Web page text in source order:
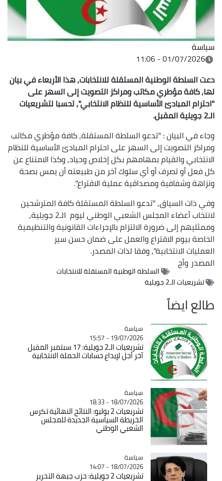
سياسة
01/07/2026 - 11:06
دعت السلطة الوطنية المستقلة للانتخابات, هذا الأربعاء في بيان
لها, كافة مؤطري مكاتب ومراكز التصويت إلى السهر على
"احترام المبادئ الأساسية للنظام الانتخابي", تحسبا لتشريعيات
وجاء في البيان : "تدعو السلطة المستقلة, كافة مؤطري مكاتب
ومراكز التصويت إلى السهر على احترام المبادئ الأساسية للنظام
الانتخابي والقيام بمهامهم بكل إخلاص وحياد, وكذا الامتناع عن
كل فعل أو تصرف أو أي سلوك آخر من طبيعته أن يمس بصحة
ونزاهة وشفافية ومصداقية عملية الاقتراع".
وفي ذات السياق, "تدعو السلطة المستقلة كافة المترشحين
لانتخاب أعضاء المجلس الشعبي الوطني ليوم الـ2 جويلية,
وممثليهم إلى ضرورة الالتزام بالإجراءات القانونية والتنظيمية
الخاصة بيوم الاقتراع والعمل على ضمان حسن سير
العمليات الانتخابية", وفقا لذات المصدر.
المصدروأج
السلطة الوطنية المستقلة للانتخابات
تشريعيات الـ2 جويلية
طالع ايضاً
Catégorie
سياسة
19/07/2026 - 15:57
تشريعيات الـ2 جويلية: 17 سبتمبر المقبل
آخر أجل لإيداع حسابات الحملة الانتخابية
Catégorie
سياسة
18/07/2026 - 18:33
تشريعيات 2 يوليو: النتائج النهائية تكرس
الخريطة السياسية الجديدة للمجلس
الشعبي الوطني
Catégorie
سياسة
18/07/2026 - 14:07
تشريعيات 2 جويلية: حزب جبهة التحرير